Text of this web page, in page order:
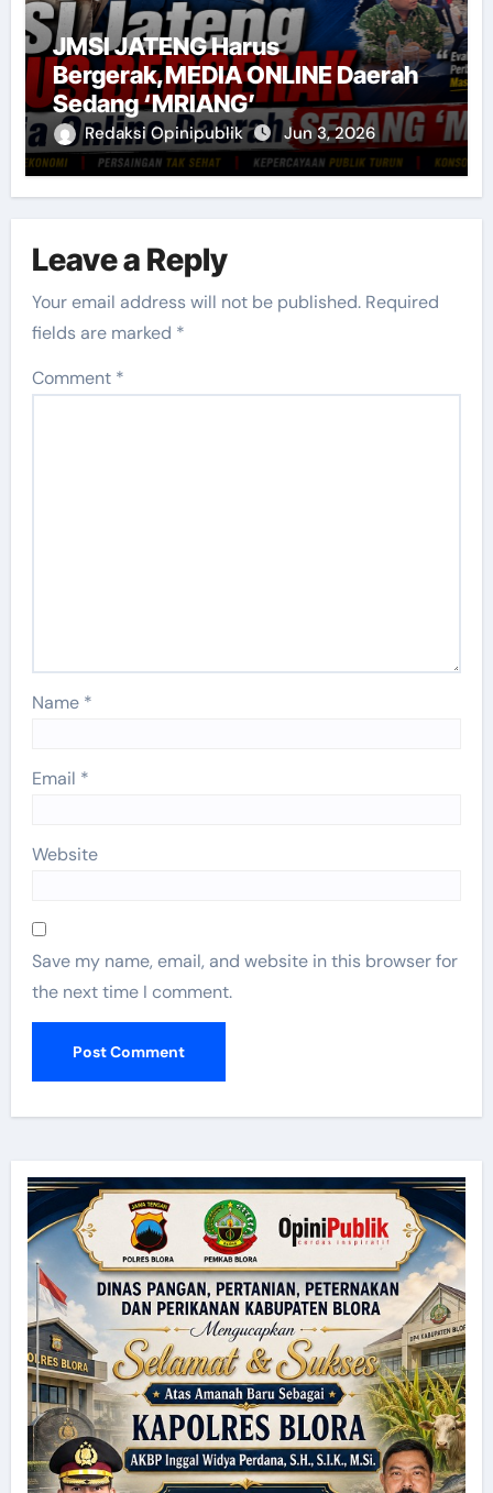
JMSI JATENG Harus
Bergerak,MEDIA ONLINE Daerah
Sedang ‘MRIANG’
Redaksi Opinipublik Jun 3, 2026
Leave a Reply
Your email address will not be published. Required
fields are marked *
Comment *
Name *
Email *
Website
Save my name, email, and website in this browser for
the next time I comment.